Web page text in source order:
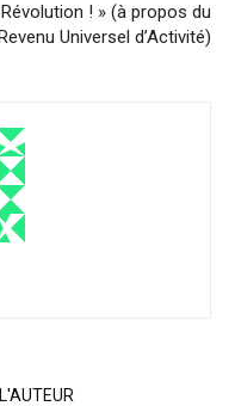
Révolution ! » (à propos du
Universel d’Activité)